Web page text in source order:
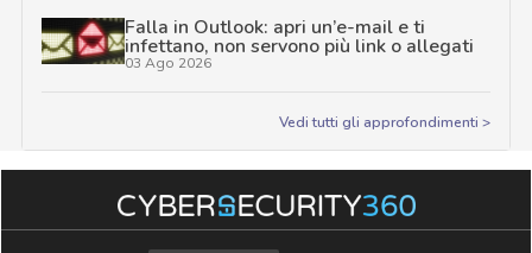
Falla in Outlook: apri un’e-mail e ti
infettano, non servono più link o allegati
03 Ago 2026
Vedi tutti gli approfondimenti >